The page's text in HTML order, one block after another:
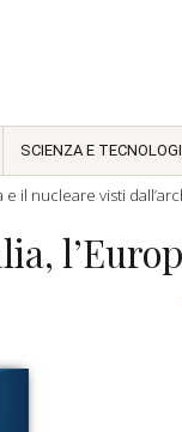
SCIENZA E
e il nucleare visti